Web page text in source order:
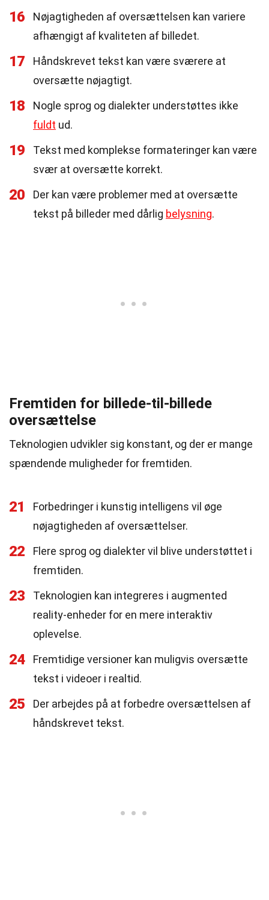
16
Nøjagtigheden af oversættelsen kan variere
afhængigt af kvaliteten af billedet.
17
Håndskrevet tekst kan være sværere at
oversætte nøjagtigt.
18
Nogle sprog og dialekter understøttes ikke
fuldt ud.
19
Tekst med komplekse formateringer kan være
svær at oversætte korrekt.
20
Der kan være problemer med at oversætte
tekst på billeder med dårlig belysning.
Fremtiden for billede-til-billede
oversættelse
Teknologien udvikler sig konstant, og der er mange
spændende muligheder for fremtiden.
21
Forbedringer i kunstig intelligens vil øge
nøjagtigheden af oversættelser.
22
Flere sprog og dialekter vil blive understøttet i
fremtiden.
23
Teknologien kan integreres i augmented
reality-enheder for en mere interaktiv
oplevelse.
24
Fremtidige versioner kan muligvis oversætte
tekst i videoer i realtid.
25
Der arbejdes på at forbedre oversættelsen af
håndskrevet tekst.